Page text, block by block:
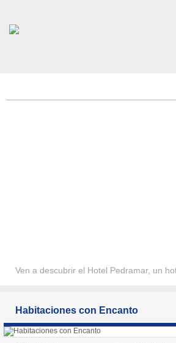
Ven a descubrir el Hotel Pedramar, un
Habitaciones con Encanto